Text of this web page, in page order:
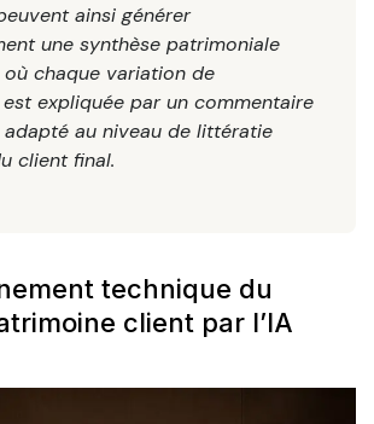
ainsi générer
une synthèse patrimoniale
où chaque variation de
expliquée par un commentaire
adapté au niveau de littératie
client final.
technique du
client par l’IA